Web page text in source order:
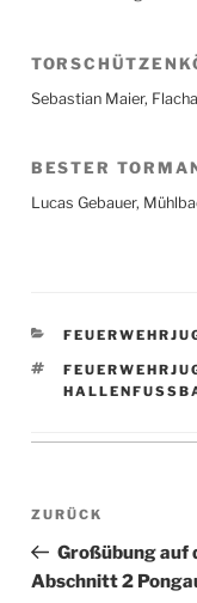
Sebastian Maier,
BESTER
Lucas Gebauer,
KATEGORIEN
Vorheriger
ZURÜCK
Großübung auf
Abschnitt 2